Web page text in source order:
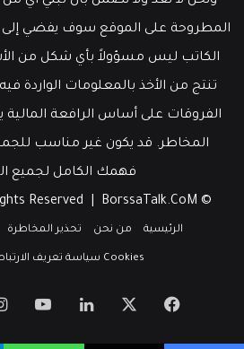
المطروحة على الموقع سوف يفضي إلى
الكاتب ليس مسؤولاً بأي شكل من
تنتج من الأخذ بالمعلومات الواردة
الفروقات على أساس الرافعة
المخاطر. قد يكون غير مناسب
فهمك الكامل لجميع
© Copyright 2026, All Rights Reserved |
BorssaTalk.CoM
الرئيسية من نحن تحذير المخاطرة
Cookies سياسة تعريف الارتباط
فيسبوك لينكدإن